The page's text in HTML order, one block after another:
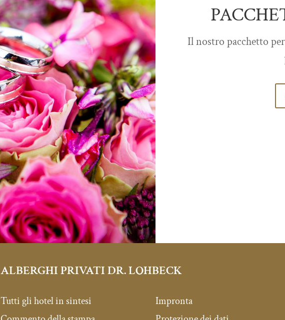
Il nostro pacchetto
ALBERGHI PRIVATI DR. LOHBECK
Tutti gli hotel in sintesi
Impronta